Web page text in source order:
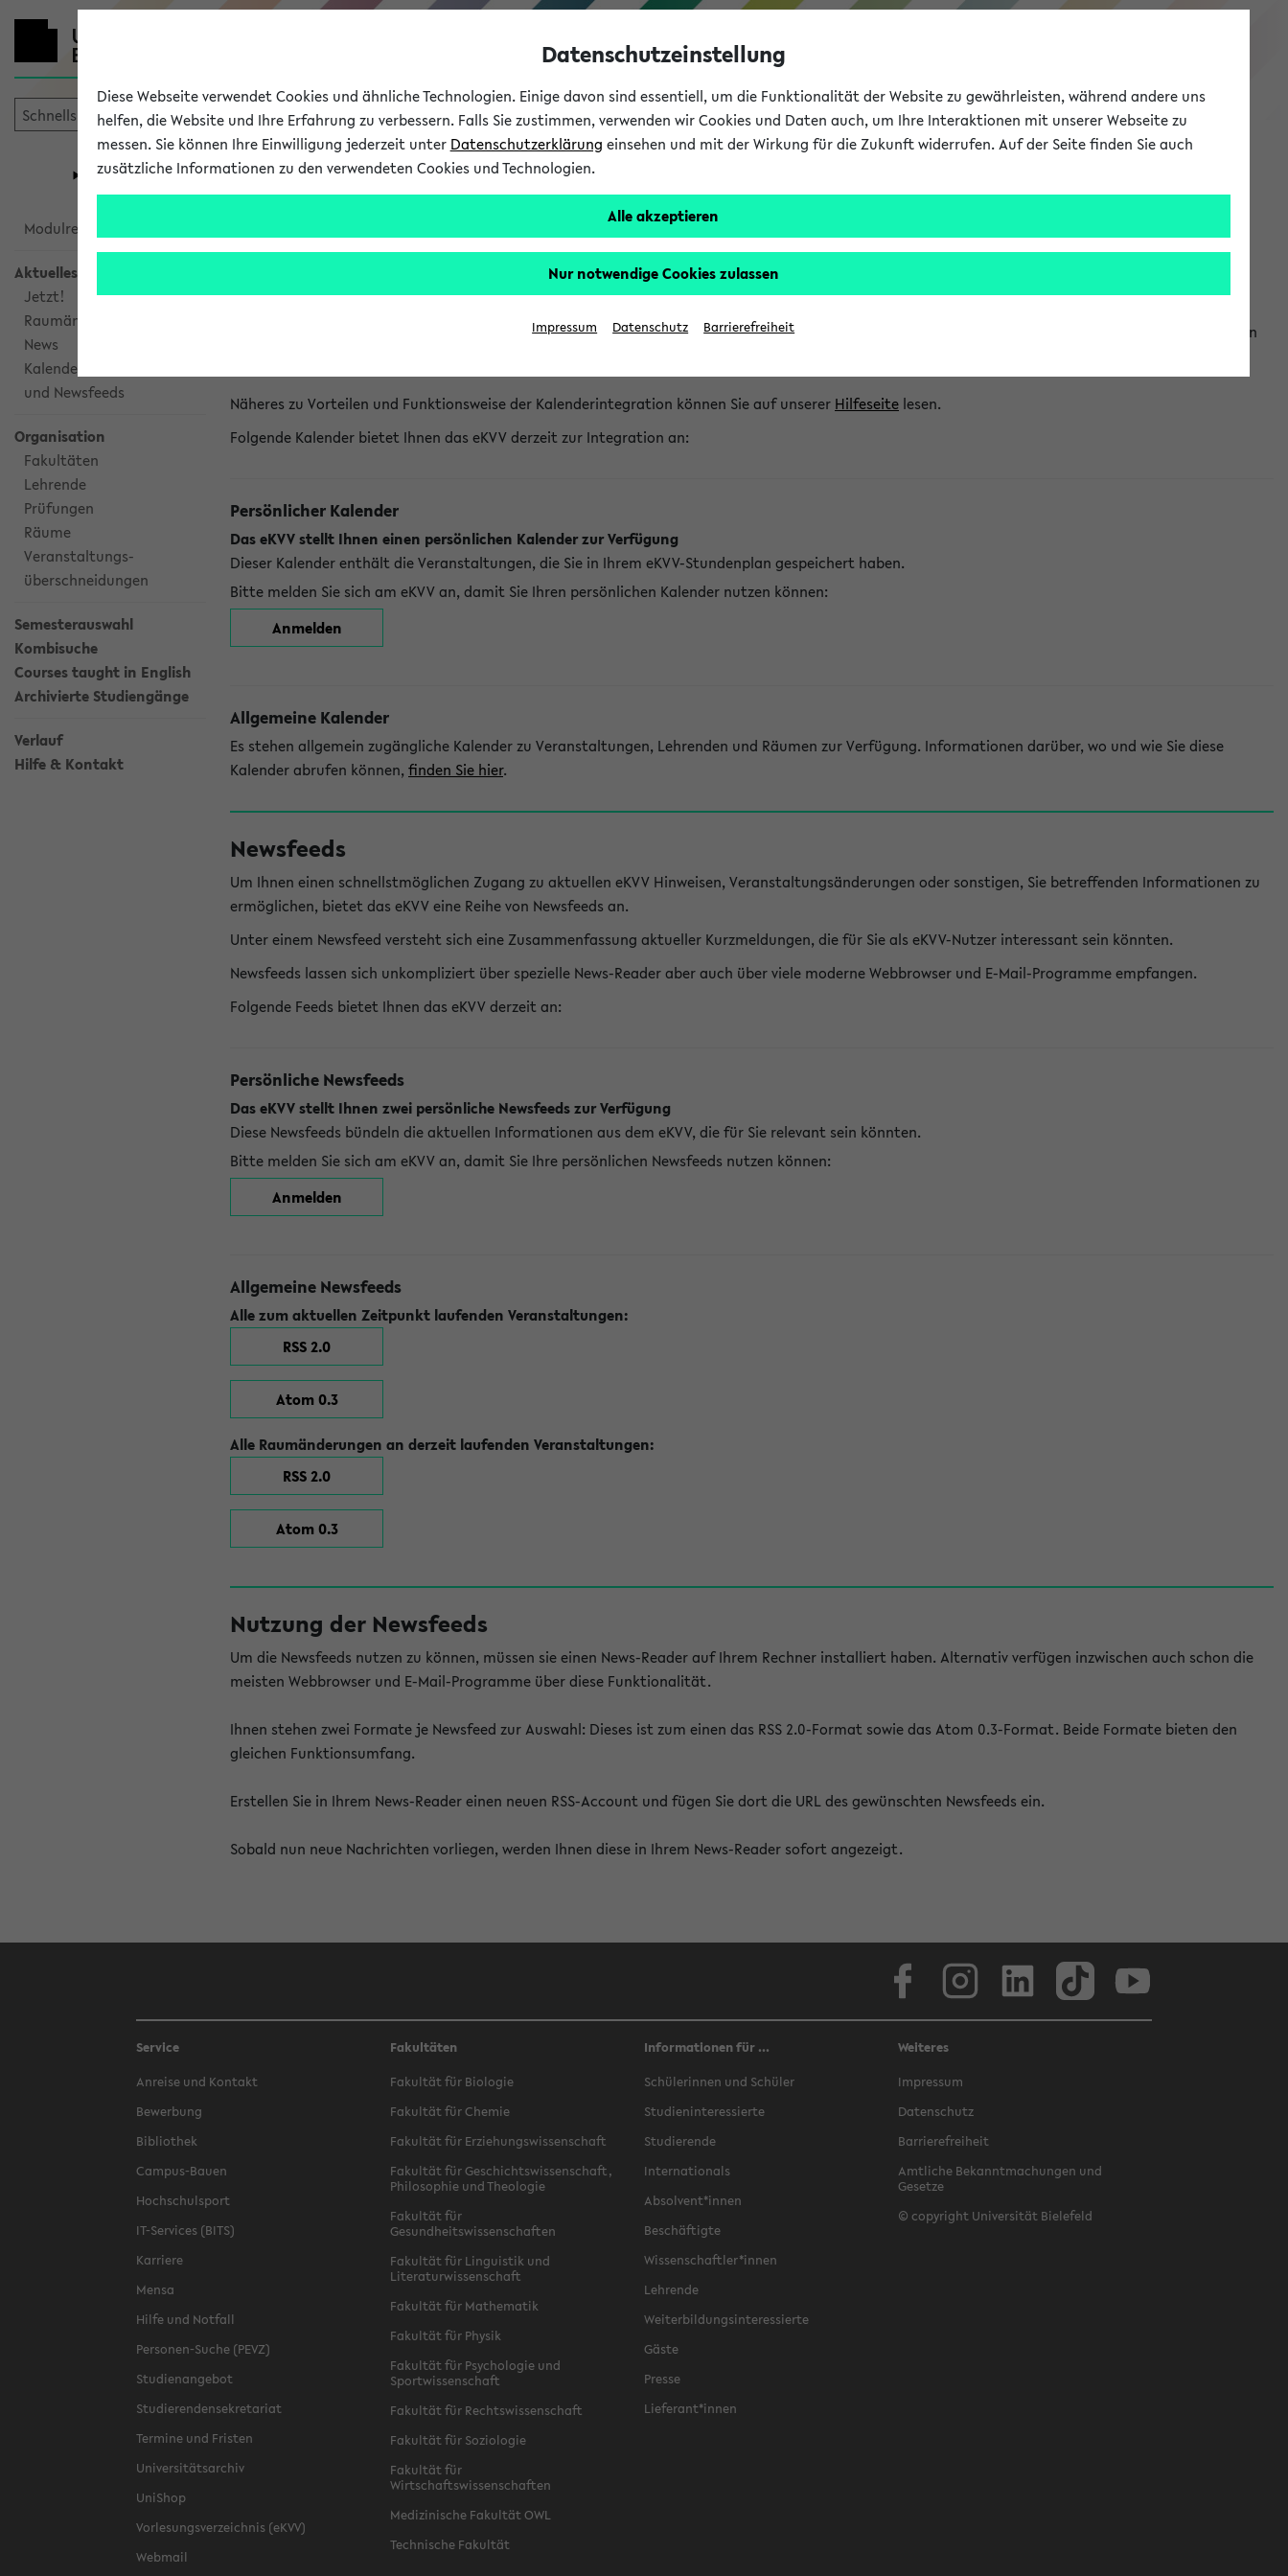
eKVV
Universität Forschung Studium
eKVV
Modulrecherche
Aktuelles
Jetzt!
Raumänderungen
News
Kalenderintegration
und Newsfeeds
Organisation
Fakultäten
Lehrende
Prüfungen
Räume
Veranstaltungs-
überschneidungen
Semesterauswahl
Kombisuche
Courses taught in English
Archivierte Studiengänge
Verlauf
Hilfe & Kontakt
Kalenderintegration und Newsfeeds
Kalenderintegration
Das eKVV bietet Ihnen die Möglichkeit, Veranstaltungstermine in eine Vielzahl von Kalenderanwendungen einzubinden. Auf diese Weise können Sie einen
Näheres zu Vorteilen und Funktionsweise der Kalenderintegration können Sie auf unserer Hilfeseite lesen.
Folgende Kalender bietet Ihnen das eKVV derzeit zur Integration an:
Persönlicher Kalender
Das eKVV stellt Ihnen einen persönlichen Kalender zur Verfügung
Dieser Kalender enthält die Veranstaltungen, die Sie in Ihrem eKVV-Stundenplan gespeichert haben.
Bitte melden Sie sich am eKVV an, damit Sie Ihren persönlichen Kalender nutzen können:
Anmelden
Allgemeine Kalender
Es stehen allgemein zugängliche Kalender zu Veranstaltungen, Lehrenden und Räumen zur Verfügung. Informationen darüber, wo und wie Sie diese
Kalender abrufen können, finden Sie hier.
Newsfeeds
Um Ihnen einen schnellstmöglichen Zugang zu aktuellen eKVV Hinweisen, Veranstaltungsänderungen oder sonstigen, Sie betreffenden Informationen zu
ermöglichen, bietet das eKVV eine Reihe von Newsfeeds an.
Unter einem Newsfeed versteht sich eine Zusammenfassung aktueller Kurzmeldungen, die für Sie als eKVV-Nutzer interessant sein könnten.
Newsfeeds lassen sich unkompliziert über spezielle News-Reader aber auch über viele moderne Webbrowser und E-Mail-Programme empfangen.
Folgende Feeds bietet Ihnen das eKVV derzeit an:
Persönliche Newsfeeds
Das eKVV stellt Ihnen zwei persönliche Newsfeeds zur Verfügung
Diese Newsfeeds bündeln die aktuellen Informationen aus dem eKVV, die für Sie relevant sein könnten.
Bitte melden Sie sich am eKVV an, damit Sie Ihre persönlichen Newsfeeds nutzen können:
Anmelden
Allgemeine Newsfeeds
Alle zum aktuellen Zeitpunkt laufenden Veranstaltungen:
RSS 2.0
Atom 0.3
Alle Raumänderungen an derzeit laufenden Veranstaltungen:
RSS 2.0
Atom 0.3
Nutzung der Newsfeeds
Um die Newsfeeds nutzen zu können, müssen sie einen News-Reader auf Ihrem Rechner installiert haben. Alternativ verfügen inzwischen auch schon die
meisten Webbrowser und E-Mail-Programme über diese Funktionalität.
Ihnen stehen zwei Formate je Newsfeed zur Auswahl: Dieses ist zum einen das RSS 2.0-Format sowie das Atom 0.3-Format. Beide Formate bieten den
gleichen Funktionsumfang.
Erstellen Sie in Ihrem News-Reader einen neuen RSS-Account und fügen Sie dort die URL des gewünschten Newsfeeds ein.
Sobald nun neue Nachrichten vorliegen, werden Ihnen diese in Ihrem News-Reader sofort angezeigt.
Service
Anreise und Kontakt
Bewerbung
Bibliothek
Campus-Bauen
Hochschulsport
IT-Services (BITS)
Karriere
Mensa
Hilfe und Notfall
Personen-Suche (PEVZ)
Studienangebot
Studierendensekretariat
Termine und Fristen
Universitätsarchiv
UniShop
Vorlesungsverzeichnis (eKVV)
Webmail
Fakultäten
Fakultät für Biologie
Fakultät für Chemie
Fakultät für Erziehungswissenschaft
Fakultät für Geschichtswissenschaft,
Philosophie und Theologie
Fakultät für
Gesundheitswissenschaften
Fakultät für Linguistik und
Literaturwissenschaft
Fakultät für Mathematik
Fakultät für Physik
Fakultät für Psychologie und
Sportwissenschaft
Fakultät für Rechtswissenschaft
Fakultät für Soziologie
Fakultät für
Wirtschaftswissenschaften
Medizinische Fakultät OWL
Technische Fakultät
Informationen für ...
Schülerinnen und Schüler
Studieninteressierte
Studierende
Internationals
Absolvent*innen
Beschäftigte
Wissenschaftler*innen
Lehrende
Weiterbildungsinteressierte
Gäste
Presse
Lieferant*innen
Weiteres
Impressum
Datenschutz
Barrierefreiheit
Amtliche Bekanntmachungen und
Gesetze
© copyright Universität Bielefeld
Datenschutzeinstellung
Diese Webseite verwendet Cookies und ähnliche Technologien. Einige davon sind essentiell, um die Funktionalität der Website zu gewährleisten, während andere uns
helfen, die Website und Ihre Erfahrung zu verbessern. Falls Sie zustimmen, verwenden wir Cookies und Daten auch, um Ihre Interaktionen mit unserer Webseite zu
messen. Sie können Ihre Einwilligung jederzeit unter Datenschutzerklärung einsehen und mit der Wirkung für die Zukunft widerrufen. Auf der Seite finden Sie auch
zusätzliche Informationen zu den verwendeten Cookies und Technologien.
Alle akzeptieren
Nur notwendige Cookies zulassen
Impressum Datenschutz Barrierefreiheit